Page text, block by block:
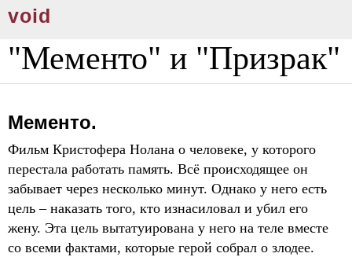
void
"Мементо" и "Призрак"
Мементо.
Фильм Кристофера Нолана о человеке, у которого
перестала работать память. Всё происходящее он
забывает через несколько минут. Однако у него есть
цель – наказать того, кто изнасиловал и убил его
жену. Эта цель вытатуирована у него на теле вместе
со всеми фактами, которые герой собрал о злодее.